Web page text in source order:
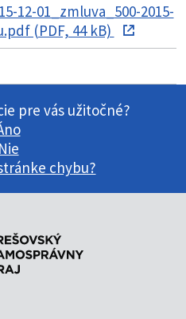
12-01_zmluva_500-2015-
(PDF, 44 kB)
pre vás užitočné?
Nie
chybu?